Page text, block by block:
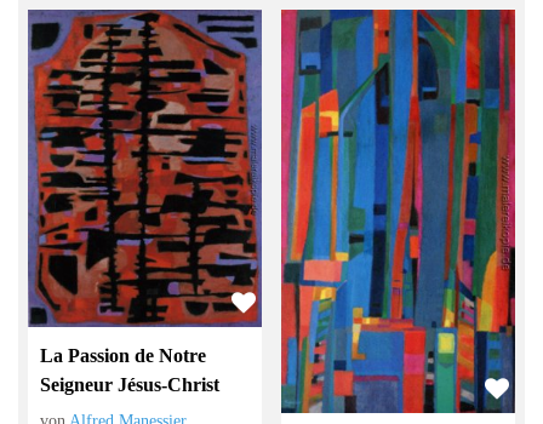
La Passion de Notre
Seigneur Jésus-Christ